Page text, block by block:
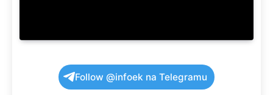
Follow @infoek na Telegramu